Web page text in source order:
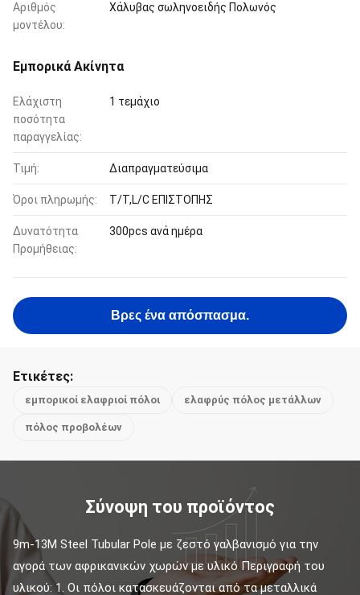
Αριθμός
μοντέλου:
Χάλυβας σωληνοειδής Πολωνός
Εμπορικά Ακίνητα
Ελάχιστη
ποσότητα
παραγγελίας:
1 τεμάχιο
Τιμή: Διαπραγματεύσιμα
Όροι πληρωμής: T/T,L/C ΕΠΙΣΤΟΠΗΣ
Δυνατότητα
Προμήθειας:
300pcs ανά ημέρα
Βρες ένα απόσπασμα.
Ετικέτες:
εμπορικοί ελαφριοί πόλοι ελαφρύς πόλος μετάλλων
πόλος προβολέων
Σύνοψη του προϊόντος
9m-13M Steel Tubular Pole με ζεστό γαλβανισμό για την
αγορά των αφρικανικών χωρών με υλικό Περιγραφή του
υλικού: 1. Οι πόλοι κατασκευάζονται από τα μεταλλικά